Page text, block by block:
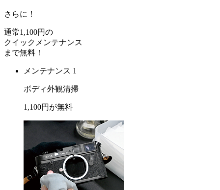
さらに！
通常1,100円の
クイックメンテナンス
まで無料 ！
メンテナンス 1
ボディ外観清掃
1,100円が無料